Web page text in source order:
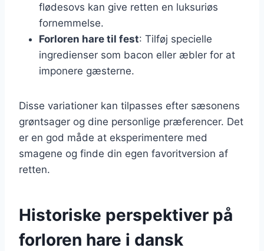
flødesovs kan give retten en luksuriøs
fornemmelse.
Forloren hare til fest: Tilføj specielle
ingredienser som bacon eller æbler for at
imponere gæsterne.
Disse variationer kan tilpasses efter sæsonens
grøntsager og dine personlige præferencer. Det
er en god måde at eksperimentere med
smagene og finde din egen favoritversion af
retten.
Historiske perspektiver på
forloren hare i dansk